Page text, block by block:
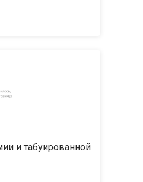
и табуированной